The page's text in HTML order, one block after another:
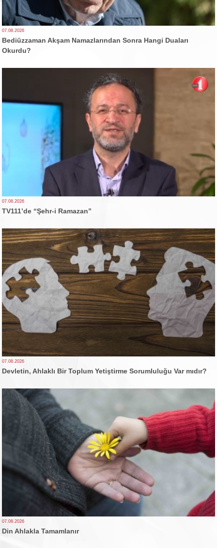
07.08.2026
Bediüzzaman Akşam Namazlarından Sonra Hangi Duaları
Okurdu?
07.08.2026
TV111’de “Şehr-i Ramazan”
07.08.2026
Devletin, Ahlaklı Bir Toplum Yetiştirme Sorumluluğu Var mıdır?
07.08.2026
Din Ahlakla Tamamlanır